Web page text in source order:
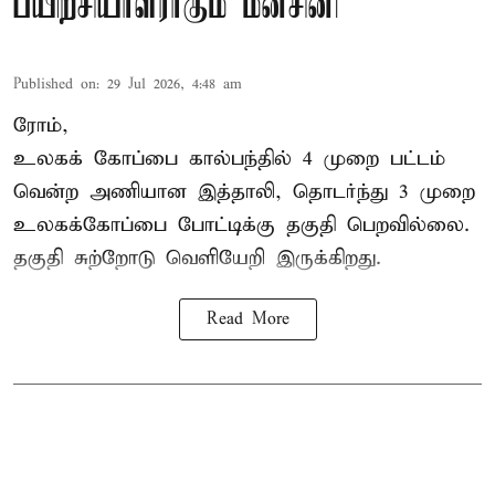
பயிற்சியாளராகும் மன்சினி
Published on: 29 Jul 2026, 4:48 am
ரோம்,
உலகக் கோப்பை கால்பந்தில் 4 முறை பட்டம்
வென்ற அணியான இத்தாலி, தொடர்ந்து 3 முறை
உலகக்கோப்பை போட்டிக்கு தகுதி பெறவில்லை.
தகுதி சுற்றோடு வெளியேறி இருக்கிறது.
Read More